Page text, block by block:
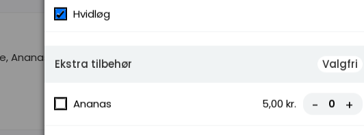
Ananas
Hvidløg
Ekstra tilbehør Valgfri
Ananas 5,00 kr. - +